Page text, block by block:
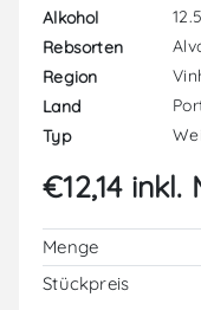
Alkohol
Rebsorten
Region
Land
Typ
€12,14 inkl.
Menge
Stückpreis